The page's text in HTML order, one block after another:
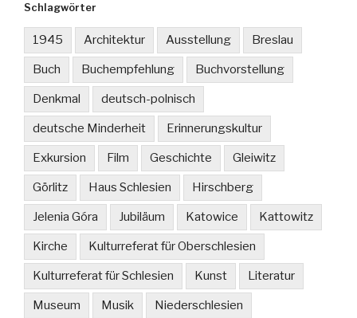
Schlagwörter
1945 Architektur Ausstellung Breslau
Buch Buchempfehlung Buchvorstellung
Denkmal deutsch-polnisch
deutsche Minderheit Erinnerungskultur
Exkursion Film Geschichte Gleiwitz
Görlitz Haus Schlesien Hirschberg
Jelenia Góra Jubiläum Katowice Kattowitz
Kirche Kulturreferat für Oberschlesien
Kulturreferat für Schlesien Kunst Literatur
Museum Musik Niederschlesien